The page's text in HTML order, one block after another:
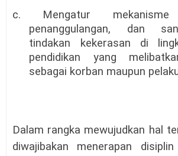
c. Mengatur mekanisme
penanggulangan, dan
tindakan kekerasan di
pendidikan yang
sebagai korban maupun
Dalam rangka mewujudkan hal
diwajibakan menerapan